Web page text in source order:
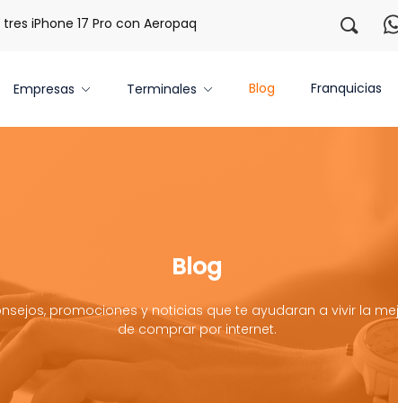
iPhone 17 Pro con Aeropaq Prime ¡Regístrate con
Empresas Terminales Blog Franquicias
Blog
promociones y noticias que te ayudaran a vivir la
de comprar por internet.